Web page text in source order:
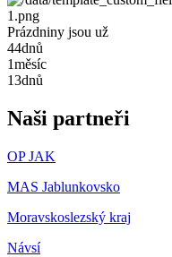
Prázdniny jsou už
44dnů
1měsíc
13dnů
Naši partneři
OP JAK
MAS Jablunkovsko
Moravskoslezský kraj
Návsí